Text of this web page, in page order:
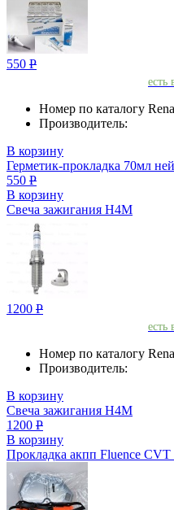
550 Р
есть
Номер по каталогу
Производитель:
В корзину
Герметик-прокладкa 70мл
550 Р
В корзину
Свеча зажигания H4M
1200 Р
есть
Номер по каталогу
Производитель:
В корзину
Свеча зажигания H4M
1200 Р
В корзину
Прокладка акпп Fluence